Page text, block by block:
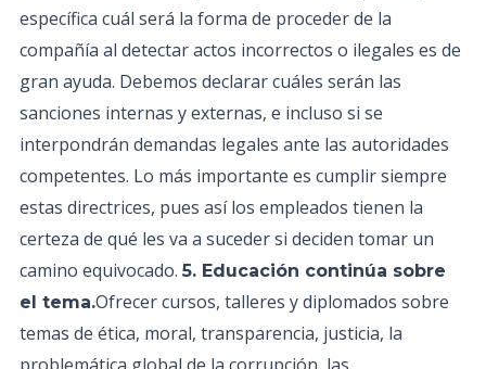
específica cuál será la forma de proceder de la
compañía al detectar actos incorrectos o ilegales es de
gran ayuda. Debemos declarar cuáles serán las
sanciones internas y externas, e incluso si se
interpondrán demandas legales ante las autoridades
competentes. Lo más importante es cumplir siempre
estas directrices, pues así los empleados tienen la
certeza de qué les va a suceder si deciden tomar un
camino equivocado.5. Educación continúa sobre
el tema.Ofrecer cursos, talleres y diplomados sobre
temas de ética, moral, transparencia, justicia, la